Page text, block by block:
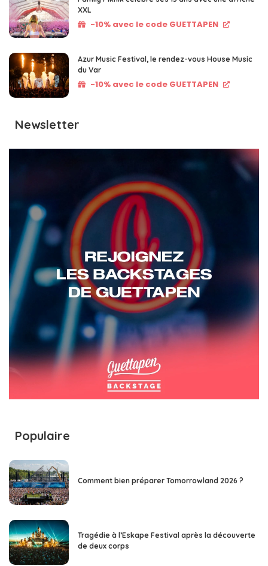
XXL
-10% avec le code GUETTAPEN
Azur Music Festival, le rendez-vous House Music
du Var
-10% avec le code GUETTAPEN
Newsletter
Populaire
Comment bien préparer Tomorrowland 2026 ?
Tragédie à l’Eskape Festival après la découverte
de deux corps